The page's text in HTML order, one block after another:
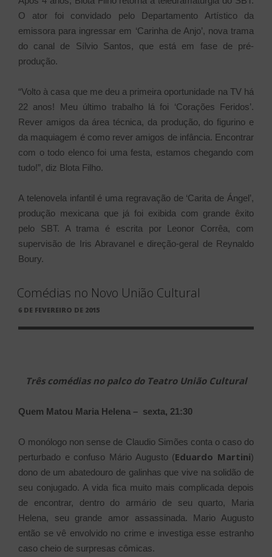
O ator foi convidado pelo Departamento Artístico da
emissora para ingressar em ‘Carinha de Anjo’, nova trama
do canal de Sílvio Santos, que está em fase de pré-
produção.
“Volto à casa que me deu a primeira oportunidade na TV há
22 anos! Meu último trabalho lá foi ‘Corações Feridos’.
Rever amigos da área técnica, da produção, do figurino e
da maquiagem é como rever amigos de infância. Encontrar
com o todo elenco foi uma festa, estamos chegando com
tudo!”, diz Blota Filho.
A telenovela infantil é uma regravação de ‘Carita de Ángel’,
produção mexicana que já foi exibida com grande êxito
pelo SBT. A trama é escrita por Leonor Corrêa, com
supervisão de Iris Abravanel e direção-geral de Reynaldo
Boury.
Comédias no Novo União Cultural
PUBLICADO
6 DE FEVEREIRO DE 2015
Três comédias no palco do Teatro União Cultural
Quem Matou Maria Helena – sexta, 21:30
O monólogo non sense de Claudio Simões conta o caso do
perturbado e confuso Mário Augusto (Eduardo Martini)
dono de um abatedouro de galinhas que vive na solidão de
seu conjugado. A vida fica muito mais complicada depois
de encontrar, dentro do armário de seu quarto, Maria
Helena, seu grande amor assassinada. Mario Augusto
então se vê envolvido no crime e investiga esse estranho
caso cheio de surpresas cômicas.